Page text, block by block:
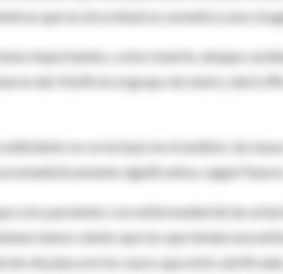
que la otra mitad se sometió a una
importantes, como muerte, ataque
del 10,6% en el grupo de stent y del
no se incluyó en el análisis, las
estadísticamente significativa, según Fearon.
a los pacientes con enfermedad de las
menos stents que los que tenían una
de placa en los vasos que está